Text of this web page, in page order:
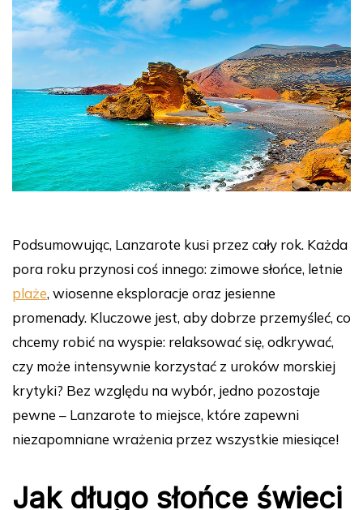
Podsumowując, Lanzarote kusi przez cały rok. Każda
pora roku przynosi coś innego: zimowe słońce, letnie
plaże, wiosenne eksploracje oraz jesienne
promenady. Kluczowe jest, aby dobrze przemyśleć, co
chcemy robić na wyspie: relaksować się, odkrywać,
czy może intensywnie korzystać z uroków morskiej
krytyki? Bez względu na wybór, jedno pozostaje
pewne – Lanzarote to miejsce, które zapewni
niezapomniane wrażenia przez wszystkie miesiące!
Jak długo słońce świeci